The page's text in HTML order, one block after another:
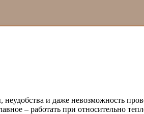
и даже невозможность
– работать при относительно